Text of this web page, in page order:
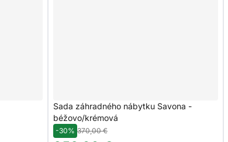
Sada záhradného nábytku Savona -
béžovo/krémová
-30% 370,00 €